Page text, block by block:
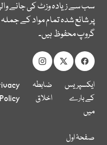
سب سے زیادہ وزٹ کی جانے
پر شائع شدہ تمام مواد کے
گروپ محفوظ ہیں۔
ایکسپریس
کے بارے
میں
ضابطہ
اخلاق
Policy
صفحۂ اول